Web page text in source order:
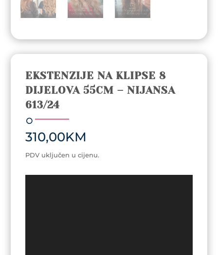
EKSTENZIJE NA KLIPSE 8
DIJELOVA 55CM – NIJANSA
613/24
310,00KM
PDV uključen u cijenu.